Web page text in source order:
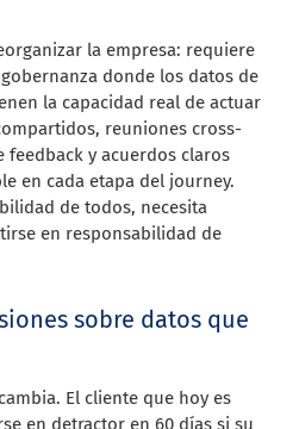
la empresa: requiere
donde los datos de
la capacidad real de actuar
reuniones cross-
y acuerdos claros
en cada etapa del journey.
de todos, necesita
en responsabilidad de
sobre datos que
El cliente que hoy es
en detractor en 60 días si su